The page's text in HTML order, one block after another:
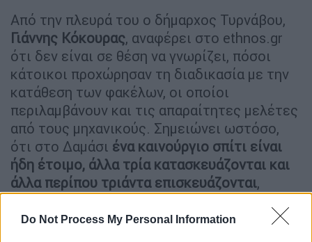
Do Not Process My Personal Information
Από την πλευρά του ο δήμαρχος Τυρνάβου,
Γιάννης Κόκουρας, αναφέρει στο ethnos.gr
ότι δεν είναι σε θέση να γνωρίζει, πόσοι
κάτοικοι προχώρησαν τη διαδικασία με την
κατάθεση των φακέλων, οι οποίοι
περιλαμβάνουν και τις απαραίτητες μελέτες
από τους μηχανικούς. Σημειώνει ωστόσο,
ότι στο Δαμάσι ένα καινούργιο σπίτι είναι
ήδη έτοιμο, άλλα τρία κατασκευάζονται και
άλλα περίπου τριάντα επισκευάζονται,
έτοιμους τους φακέλους τους, πήραν τις